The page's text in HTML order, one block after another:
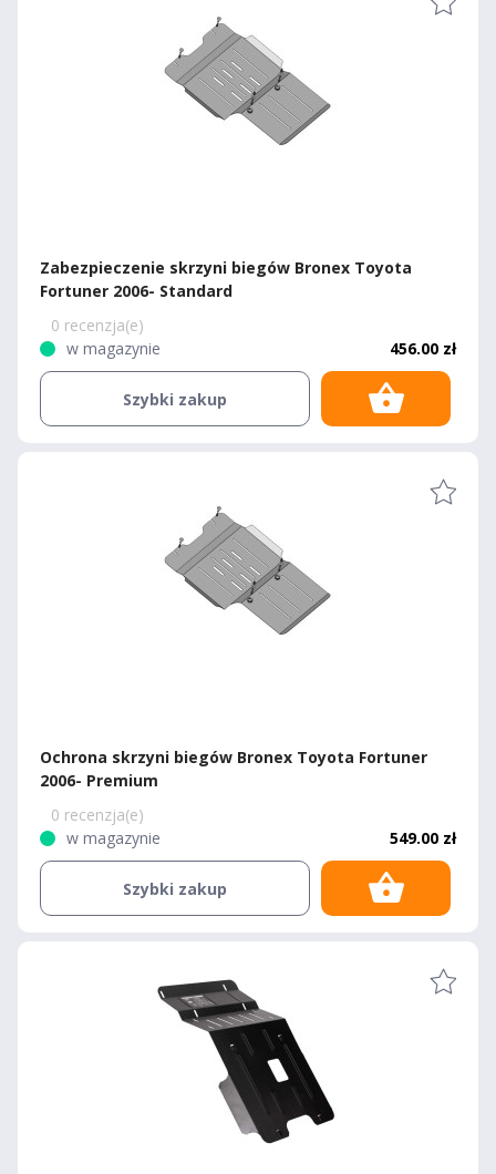
Zabezpieczenie skrzyni biegów Bronex Toyota
Fortuner 2006- Standard
0 recenzja(e)
w magazynie
456.00 zł
Szybki zakup
Ochrona skrzyni biegów Bronex Toyota Fortuner
2006- Premium
0 recenzja(e)
w magazynie
549.00 zł
Szybki zakup